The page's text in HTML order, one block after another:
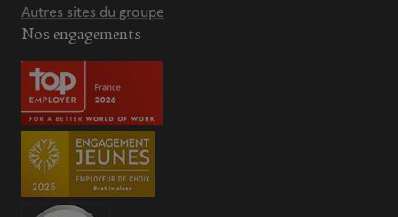
Autres sites du groupe
Nos engagements